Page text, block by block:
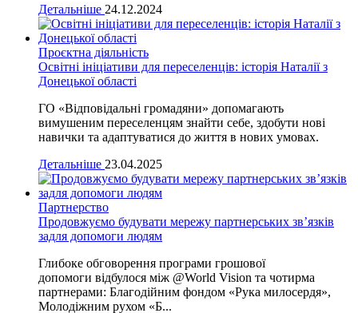
Детальніше 24.12.2024
Проєктна діяльність
Освітні ініціативи для переселенців: історія Наталії з
Донецької області
ГО «Відповідальні громадяни» допомагають
вимушеним переселенцям знайти себе, здобути нові
навички та адаптуватися до життя в нових умовах.
Детальніше 23.04.2025
Партнерство
Продовжуємо будувати мережу партнерських зв’язків
задля допомоги людям
Глибоке обговорення програми грошової
допомоги відбулося між @World Vision та чотирма
партнерами: Благодійним фондом «Рука милосердя»,
Молодіжним рухом «Б...